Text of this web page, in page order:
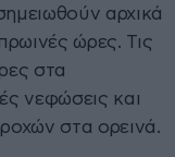
αρχικά
ώρες. Τις
στα
νεφώσεις και
στα ορεινά.